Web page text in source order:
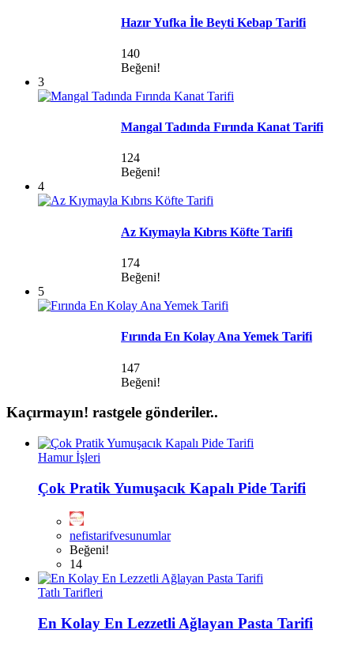
Hazır Yufka İle Beyti Kebap Tarifi
140
Beğeni!
3
Mangal Tadında Fırında Kanat Tarifi
124
Beğeni!
4
Az Kıymayla Kıbrıs Köfte Tarifi
174
Beğeni!
5
Fırında En Kolay Ana Yemek Tarifi
147
Beğeni!
Kaçırmayın! rastgele gönderiler..
Hamur İşleri
Çok Pratik Yumuşacık Kapalı Pide Tarifi
nefistarifvesunumlar
Beğeni!
14
Tatlı Tarifleri
En Kolay En Lezzetli Ağlayan Pasta Tarifi